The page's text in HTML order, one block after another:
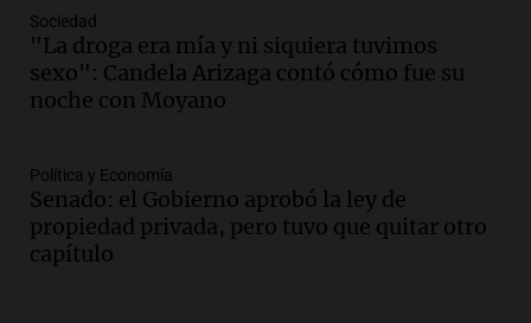
Panorama Federal
Episodios
Audio.México y Perú reanudan
relaciones diplomáticas tras nueve
Episodios
Audio.Kicillof critica represión en
marcha y otras noticias nacionales de
Sociedad
"La droga era mía y ni siquiera tuvimos
sexo": Candela Arizaga contó cómo fue su
noche con Moyano
Política y Economía
Senado: el Gobierno aprobó la ley de
propiedad privada, pero tuvo que quitar otro
capítulo